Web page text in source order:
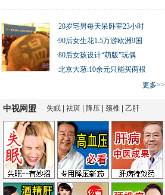
·20岁宅男每天呆卧室23小时
·90后女生花1.5万游欧洲9国
·80后女孩设计“萌版”玩偶
·北京大葱:10余元只能买两根
更多>>